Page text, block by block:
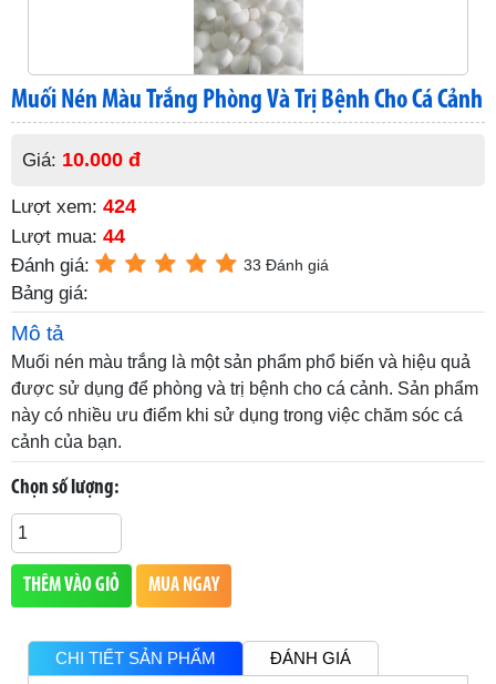
Muối Nén Màu Trắng Phòng Và Trị Bệnh Cho Cá Cảnh
Giá: 10.000 đ
Lượt xem: 424
Lượt mua: 44
Đánh giá: 33 Đánh giá
Bảng giá:
Mô tả
Muối nén màu trắng là một sản phẩm phổ biến và hiệu quả
được sử dụng để phòng và trị bệnh cho cá cảnh. Sản phẩm
này có nhiều ưu điểm khi sử dụng trong việc chăm sóc cá
cảnh của bạn.
Chọn số lượng:
THÊM VÀO GIỎ MUA NGAY
CHI TIẾT SẢN PHẨM ĐÁNH GIÁ